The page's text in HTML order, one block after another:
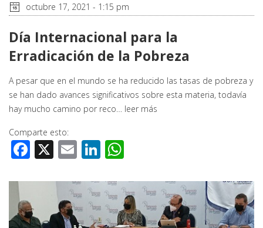
octubre 17, 2021 - 1:15 pm
Día Internacional para la
Erradicación de la Pobreza
A pesar que en el mundo se ha reducido las tasas de pobreza y
se han dado avances significativos sobre esta materia, todavía
hay mucho camino por reco… leer más
Comparte esto:
Facebook
X EmailLinkedIn